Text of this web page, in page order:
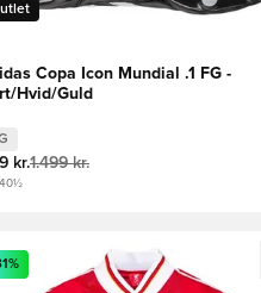
Copa Icon Mundial .1 FG -
Hvid/Guld
kr.1.499 kr.
40½
som medlem
en Modal til at logge ind